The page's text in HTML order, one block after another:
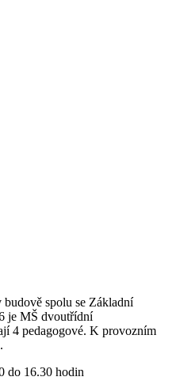
budově spolu se Základní
je MŠ dvoutřídní
4 pedagogové. K provozním
do 16.30 hodin